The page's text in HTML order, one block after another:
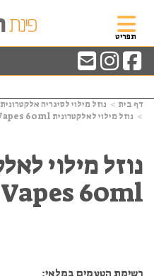
תפריט
דף בית
נוזל מילוי לסיגריה אלקטרונית
נוזל מילוי לאלקטרונית Ripe Vapes 60ml ניקוטין 3
Vapes 60ml ניקוטין 3
רשימת הטעמים במלאי: